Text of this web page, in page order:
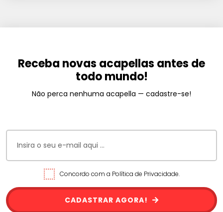
Receba novas acapellas antes de
todo mundo!
Não perca nenhuma acapella — cadastre-se!
Concordo com a Política de Privacidade.
CADASTRAR AGORA!